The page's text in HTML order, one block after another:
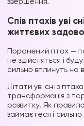
Спів птахів уві
життєвих
Поранений птах —
не здійсняться і
сильно вплинуть на
Літати уві сні з
трансформація з
розвитку. Як
займаєтеся і